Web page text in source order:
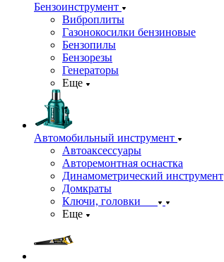
Бензоинструмент
Виброплиты
Газонокосилки бензиновые
Бензопилы
Бензорезы
Генераторы
Еще
Автомобильный инструмент
Автоаксессуары
Авторемонтная оснастка
Динамометрический инструмент
Домкраты
Ключи, головки
Еще